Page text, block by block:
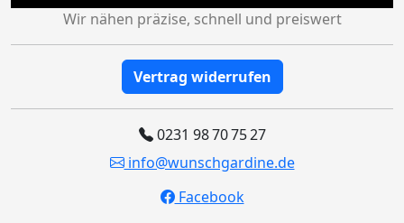
Wir nähen präzise, schnell und preiswert
Vertrag widerrufen
0231 98 70 75 27
info@wunschgardine.de
Facebook